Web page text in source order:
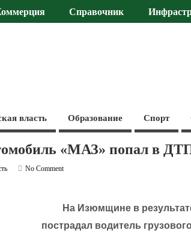
Справочник
власть Образование Спорт
«МАЗ» попал в
No Comment
На Изюмщине в
пострадал водитель